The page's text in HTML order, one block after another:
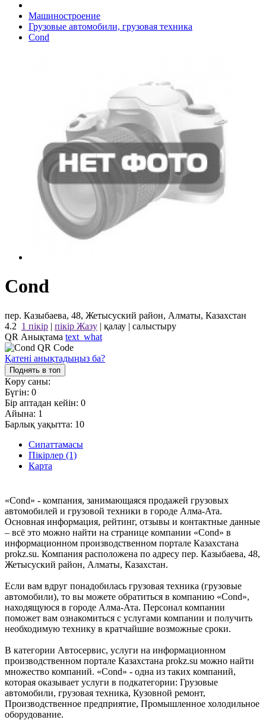
Машиностроение
Грузовые автомобили, грузовая техника
Cond
Cond
пер. Казыбаева, 48, Жетысуский район, Алматы, Казахстан
4.2 1 пікір | пікір Жазу | қалау | салыстыру
QR Анықтама text_what
Қатені анықтадыңыз ба?
Поднять в топ
Көру саны:
Бүгін: 0
Бір аптадан кейін: 0
Айына: 1
Барлық уақытта: 10
Сипаттамасы
Пікірлер (1)
Карта
«Cond» - компания, занимающаяся продажей грузовых
автомобилей и грузовой техники в городе Алма-Ата.
Основная информация, рейтинг, отзывы и контактные данные
– всё это можно найти на странице компании «Cond» в
информационном производственном портале Казахстана
prokz.su. Компания расположена по адресу пер. Казыбаева, 48,
Жетысуский район, Алматы, Казахстан.
Если вам вдруг понадобилась грузовая техника (грузовые
автомобили), то вы можете обратиться в компанию «Cond»,
находящуюся в городе Алма-Ата. Персонал компании
поможет вам ознакомиться с услугами компании и получить
необходимую технику в кратчайшие возможные сроки.
В категории Автосервис, услуги на информационном
производственном портале Казахстана prokz.su можно найти
множество компаний. «Cond» - одна из таких компаний,
которая оказывает услуги в подкатегории: Грузовые
автомобили, грузовая техника, Кузовной ремонт,
Производственное предприятие, Промышленное холодильное
оборудование.